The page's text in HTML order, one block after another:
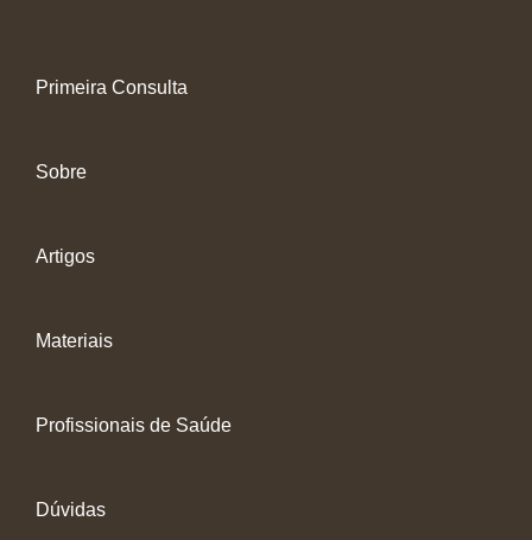
Primeira Consulta
Sobre
Artigos
Materiais
Profissionais de Saúde
Dúvidas